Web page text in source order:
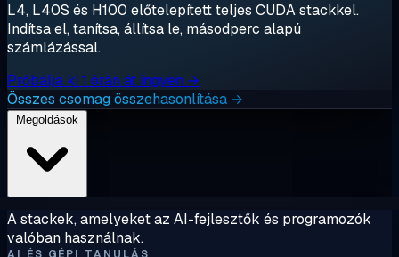
L4, L40S és H100 előtelepített teljes CUDA stackkel.
Indítsa el, tanítsa, állítsa le, másodperc alapú
számlázással.
Próbálja ki 1 órán át ingyen →
Összes csomag összehasonlítása →
A stackek, amelyeket az AI-fejlesztők és programozók
valóban használnak.